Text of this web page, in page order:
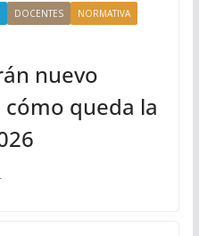
DOCENTES
NORMATIVA
nuevo
queda la